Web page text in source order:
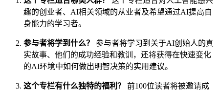
趣的创业者、AI相关领域的从业者及希望通过AI提高自
身能力的学习者。
参与者将学到什么？
参与者将学习到关于AI创始人的真
实故事、他们的成功经验和教训，还将获得在快速变化
的AI环境中如何做出明智决策的实用建议。
这个专栏有什么独特的福利？ 前100位读者将被邀请成